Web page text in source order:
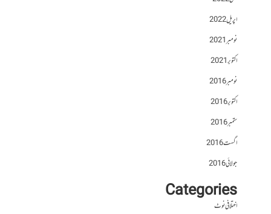
اپریل 2022
نومبر 2021
اکتوبر 2021
نومبر 2016
اکتوبر 2016
ستمبر 2016
اگست 2016
جولائی 2016
Categories
اختلافی نوٹ